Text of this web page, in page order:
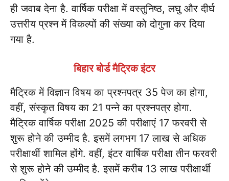
ही जवाब देना है. वार्षिक परीक्षा में वस्तुनिष्ठ, लघु और दीर्घ
उत्तरीय प्रश्न में विकल्पों की संख्या को दोगुना कर दिया
गया है.
बिहार बोर्ड मैट्रिक इंटर
मैट्रिक में विज्ञान विषय का प्रश्नपत्र 35 पेज का होगा,
वहीं, संस्कृत विषय का 21 पन्ने का प्रश्नपत्र होगा.
मैट्रिक वार्षिक परीक्षा 2025 की परीक्षाएं 17 फरवरी से
शुरू होने की उम्मीद है. इसमें लगभग 17 लाख से अधिक
परीक्षार्थी शामिल होंगे. वहीं, इंटर वार्षिक परीक्षा तीन फरवरी
से शुरू होने की उम्मीद है. इसमें करीब 13 लाख परीक्षार्थी